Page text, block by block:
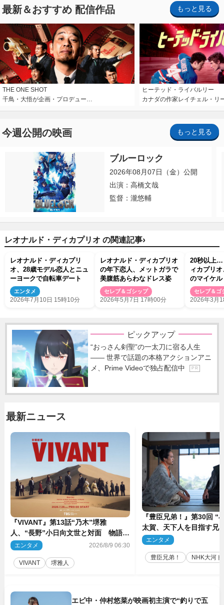
最新＆おすすめ 配信作品 もっと見る
THE ONE SHOT
千鳥・大悟が企画・プロデュー…
ヒーテッド・ライバルリー
カナダの作家レイチェル・リ
今週公開の映画 もっと見る
ブルーロック
2026年08月07日（金）公開
出演：高橋文哉
監督：瀧悠輔
レオナルド・ディカプリオ の関連記事›
レオナルド・ディカプリ
オ、28歳モデル恋人とニュ
ーヨークで自転車デート
エンタメ
2026年7月10日 15時10分
レオナルド・ディカプリオ
の年下恋人、メットガラで
美腹筋あらわなドレス姿
セレブ＆ゴシップ
2026年5月7日 17時00分
20秒以上…
ィカプリ
のマイケ
ンと熱い
と敗者の
セレブ＆ゴ
2026年3月
ピックアップ
“おっさん剣聖”の一太刀に宿る人生
―― 世界で話題の本格アクションアニ
メ、Prime Videoで独占配信中
P R
最新ニュース
『VIVANT』第13話“乃木”堺雅
人、“長野”小日向文世と対面 物語は
予想外の展開へ
エンタメ 2026/8/9 06:30
VIVANT 堺雅人
『豊臣兄弟！』第30回 “
太賀、天下人を目指す兄
亮と“清須会議”へ
エンタメ
豊臣兄弟！ NHK大河ド
エビ中・仲村悠菜が映画初主演で“釣りで五